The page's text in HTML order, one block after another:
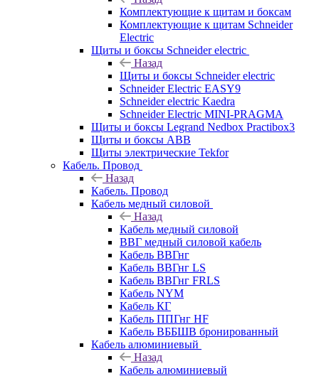
Комплектующие к щитам и боксам
Комплектующие к щитам Schneider
Electric
Щиты и боксы Schneider electric
Назад
Щиты и боксы Schneider electric
Schneider Electric EASY9
Schneider electric Kaedra
Schneider Electric MINI-PRAGMA
Щиты и боксы Legrand Nedbox Practibox3
Щиты и боксы ABB
Щиты электрические Tekfor
Кабель. Провод
Назад
Кабель. Провод
Кабель медный силовой
Назад
Кабель медный силовой
ВВГ медный силовой кабель
Кабель ВВГнг
Кабель ВВГнг LS
Кабель ВВГнг FRLS
Кабель NYM
Кабель КГ
Кабель ППГнг HF
Кабель ВББШВ бронированный
Кабель алюминиевый
Назад
Кабель алюминиевый